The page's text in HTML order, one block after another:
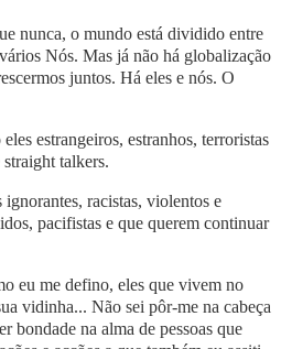
nunca, o mundo está dividido entre
Nós. Mas já não há globalização
juntos. Há eles e nós. O
estrangeiros, estranhos, terroristas
talkers.
racistas, violentos e
pacifistas e que querem continuar
eu me defino, eles que vivem no
vidinha... Não sei pôr-me na cabeça
bondade na alma de pessoas que